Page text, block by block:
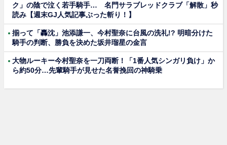
ク」の陰で泣く若手騎手… 名門サラブレッドクラブ「解散」秒
読み【週末GJ人気記事ぶった斬り！】
揃って「轟沈」池添謙一、今村聖奈に台風の洗礼!? 明暗分けた
騎手の判断、勝負を決めた坂井瑠星の金言
大物ルーキー今村聖奈を一刀両断！「1番人気シンガリ負け」か
ら約50分…先輩騎手が見せた名誉挽回の神騎乗